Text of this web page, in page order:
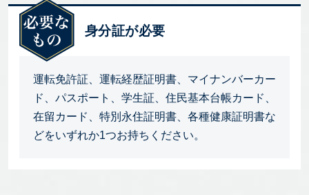
身分証が必要
運転免許証、運転経歴証明書、マイナンバーカー
ド、パスポート、学生証、住民基本台帳カード、
在留カード、特別永住証明書、各種健康証明書な
どをいずれか1つお持ちください。